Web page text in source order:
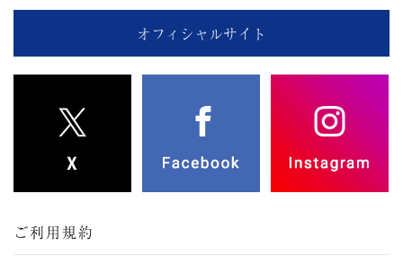
オフィシャルサイト
ご利用規約